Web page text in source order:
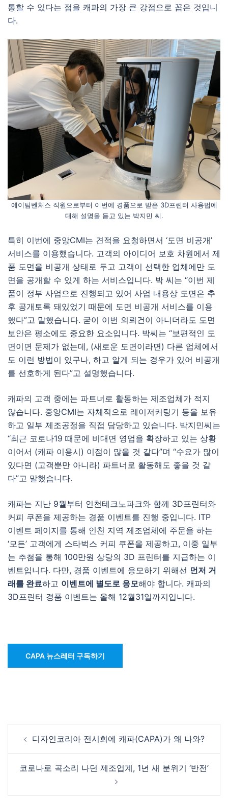
통할 수 있다는 점을 캐파의 가장 큰 강점으로 꼽은 것입니
다.
에이팀벤처스 직원으로부터 이번에 경품으로 받은 3D프린터 사용법에
대해 설명을 듣고 있는 박지민 씨.
특히 이번에 중앙CMI는 견적을 요청하면서 ‘도면 비공개’
서비스를 이용했습니다. 고객의 아이디어 보호 차원에서 제
품 도면을 비공개 상태로 두고 고객이 선택한 업체에만 도
면을 공개할 수 있게 하는 서비스입니다. 박 씨는 “이번 제
품이 정부 사업으로 진행되고 있어 사업 내용상 도면은 추
후 공개토록 돼있었기 때문에 도면 비공개 서비스를 이용
했다”고 말했습니다. 굳이 이번 의뢰건이 아니더라도 도면
보안은 평소에도 중요한 요소입니다. 박씨는 “보편적인 도
면이면 문제가 없는데, (새로운 도면이라면) 다른 업체에서
도 이런 방법이 있구나, 하고 알게 되는 경우가 있어 비공개
를 선호하게 된다”고 설명했습니다.
캐파의 고객 중에는 파트너로 활동하는 제조업체가 적지
않습니다. 중앙CMI는 자체적으로 레이저커팅기 등을 보유
하고 일부 제조공정을 직접 담당하고 있습니다. 박지민씨는
“최근 코로나19 때문에 비대면 영업을 확장하고 있는 상황
이어서 (캐파 이용시) 이점이 많을 것 같다”며 “수요가 많이
있다면 (고객뿐만 아니라) 파트너로 활동해도 좋을 것 같
다”고 말했습니다.
캐파는 지난 9월부터 인천테크노파크와 함께 3D프린터와
커피 쿠폰을 제공하는 경품 이벤트를 진행 중입니다. ITP
이벤트 페이지를 통해 인천 지역 제조업체에 주문을 하는
‘모든’ 고객에게 스타벅스 커피 쿠폰을 제공하고, 이중 일부
는 추첨을 통해 100만원 상당의 3D 프린터를 지급하는 이
벤트입니다. 다만, 경품 이벤트에 응모하기 위해선 먼저 거
래를 완료하고 이벤트에 별도로 응모해야 합니다. 캐파의
3D프린터 경품 이벤트는 올해 12월31일까지입니다.
CAPA 뉴스레터 구독하기
navigation
디자인코리아 전시회에 캐파(CAPA)가 왜 나와?
코로나로 곡소리 나던 제조업계, 1년 새 분위기 ‘반전’